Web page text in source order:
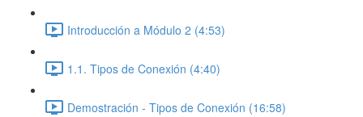
Introducción a Módulo 2 (4:53)
1.1. Tipos de Conexión (4:40)
Demostración - Tipos de Conexión (16:58)